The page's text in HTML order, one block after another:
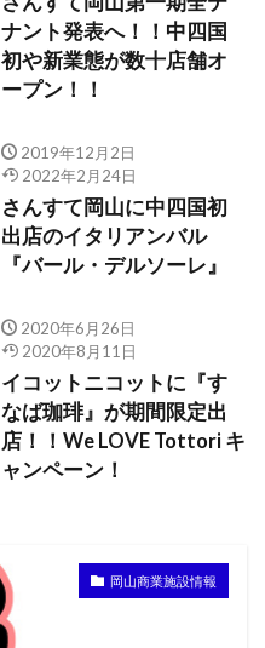
ナント発表へ！！中四国
初や新業態が数十店舗オ
ープン！！
2019年12月2日
2022年2月24日
さんすて岡山に中四国初
出店のイタリアンバル
『バール・デルソーレ』
2020年6月26日
2020年8月11日
イコットニコットに『す
なば珈琲』が期間限定出
店！！We LOVE Tottori キ
ャンペーン！
岡山商業施設情報